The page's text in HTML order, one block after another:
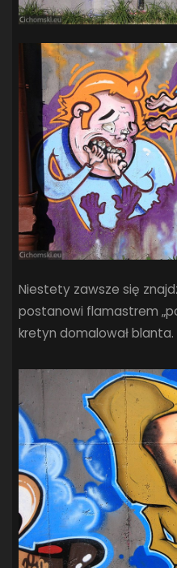
Niestety zawsze się
postanowi flamastrem
kretyn domalował blanta.